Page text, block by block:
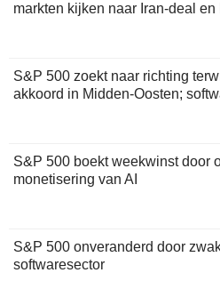
markten kijken naar Iran-deal
S&P 500 zoekt naar richting
akkoord in Midden-Oosten;
S&P 500 boekt weekwinst door
monetisering van AI
S&P 500 onveranderd door
softwaresector